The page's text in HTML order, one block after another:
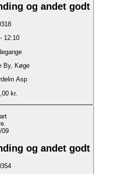
og andet godt
- 12:10
By, Køge
Asp
kr.
09
og andet godt